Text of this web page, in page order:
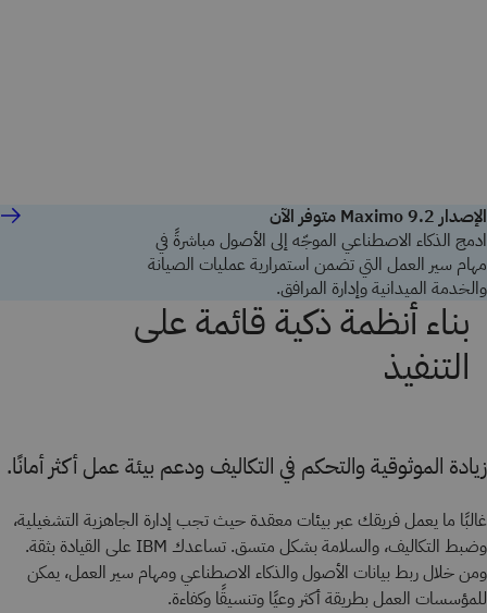
الإصدار Maximo 9.2 متوفر الآن
ادمج الذكاء الاصطناعي الموجّه إلى الأصول مباشرةً في
مهام سير العمل التي تضمن استمرارية عمليات الصيانة
والخدمة الميدانية وإدارة المرافق.
بناء أنظمة ذكية قائمة على
التنفيذ
زيادة الموثوقية والتحكم في التكاليف ودعم بيئة عمل أكثر أمانًا.
غالبًا ما يعمل فريقك عبر بيئات معقدة حيث تجب إدارة الجاهزية التشغيلية،
وضبط التكاليف، والسلامة بشكل متسق. تساعدك IBM على القيادة بثقة.
ومن خلال ربط بيانات الأصول والذكاء الاصطناعي ومهام سير العمل، يمكن
للمؤسسات العمل بطريقة أكثر وعيًا وتنسيقًا وكفاءة.